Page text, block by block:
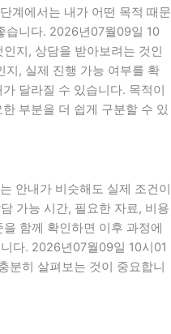
계에서는 내가 어떤 목적 때문
습니다. 2026년07월09일 10
지, 상담을 받아보려는 것인
지, 실제 진행 가능 여부를 확
달라질 수 있습니다. 목적이
부분을 더 쉽게 구분할 수 있
안내가 비슷해도 실제 조건이
가능 시간, 필요한 자료, 비용
함께 확인하면 이후 과정에
다. 2026년07월09일 10시01
분히 살펴보는 것이 중요합니